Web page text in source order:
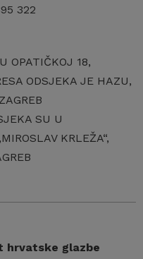
322
OPATIČKOJ 18,
ODSJEKA JE HAZU,
SU U
KRLEŽA“,
hrvatske glazbe